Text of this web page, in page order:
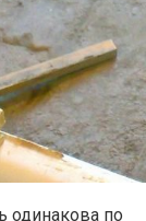
одинакова по